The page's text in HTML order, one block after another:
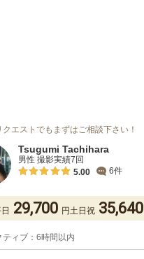
クエストでもまずはご相談下さい！
Tsugumi Tachihara
男性 撮影実績7回
5.00
6件
29,700 円土日祝 35,640
ティブ：6時間以内